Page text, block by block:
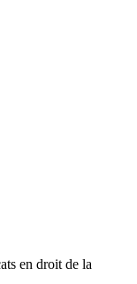
en droit de la